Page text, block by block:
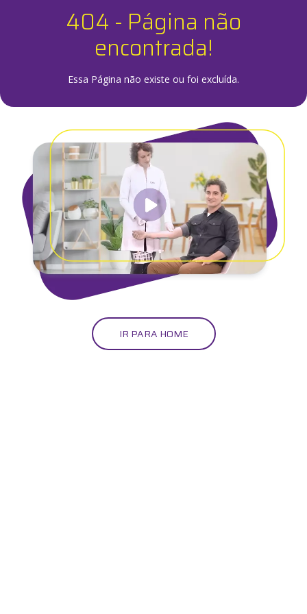
404 - Página não
encontrada!
Essa Página não existe ou foi excluída.
IR PARA HOME